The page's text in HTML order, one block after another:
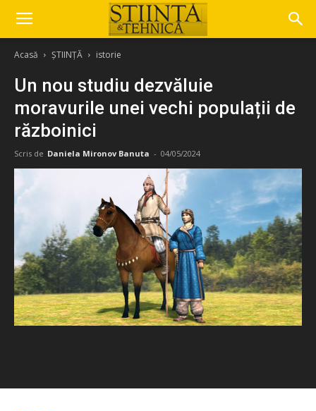
Acasă ȘTIINȚĂ istorie
Un nou studiu dezvăluie
moravurile unei vechi populații de
războinici
Scris de Daniela Mironov Banuta - 04/05/2024